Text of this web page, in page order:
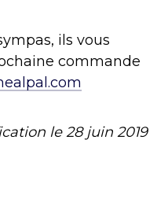
ils vous
commande
le28 juin 2019